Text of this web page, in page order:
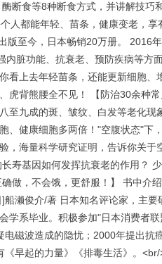
断食等8种断食方式，并讲解技巧
人都能年轻、苗条，健康变老，享
版至今，日本畅销20万册。 2016
脏功能、抗衰老、预防疾病等方
看上去年轻苗条，还能更新细胞、
虎背熊腰全不见！ 【防治30余种
至九成的斑、皱纹、白发等老化现
健康细胞多两倍！"空腹状态"下
，海量科学研究证明，告诉你关于
寿基因如何发挥抗衰老的作用？
做，不会饿，更舒服！】 书中介
濑俊介/著 日本知名评论家，主要
学系毕业。积极参加"日本消费者
磁波造成的隐忧；2000年提出抗
早起的力量》《排毒生活》。<br/